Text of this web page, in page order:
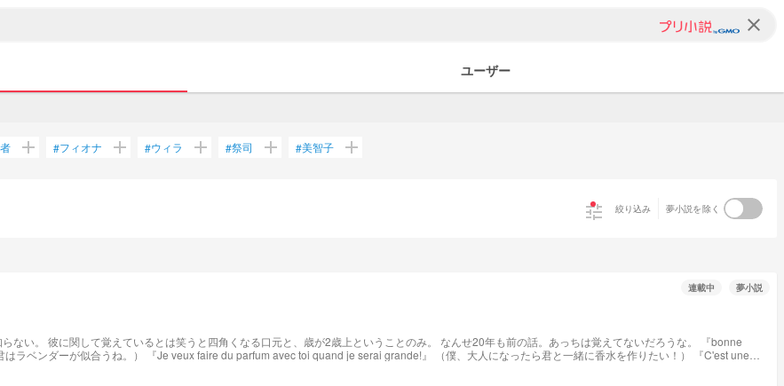
clear
ユーザー
add #フィオナ add #ウィラ add #祭司 add #美智子 add
tune 絞り込み 夢小説を除く
連載中 夢小説